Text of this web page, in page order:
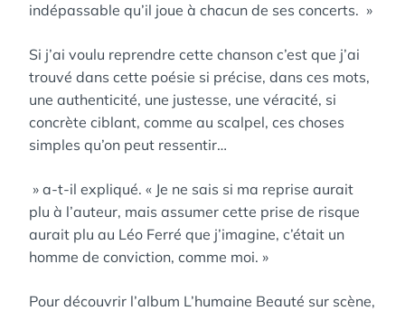
indépassable qu’il joue à chacun de ses concerts. »
Si j’ai voulu reprendre cette chanson c’est que j’ai
trouvé dans cette poésie si précise, dans ces mots,
une authenticité, une justesse, une véracité, si
concrète ciblant, comme au scalpel, ces choses
simples qu’on peut ressentir…
» a-t-il expliqué. « Je ne sais si ma reprise aurait
plu à l’auteur, mais assumer cette prise de risque
aurait plu au Léo Ferré que j’imagine, c’était un
homme de conviction, comme moi. »
Pour découvrir l’album L’humaine Beauté sur scène,